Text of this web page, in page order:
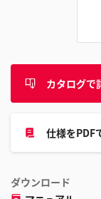
カタログで
仕様をPDF
ダウンロード